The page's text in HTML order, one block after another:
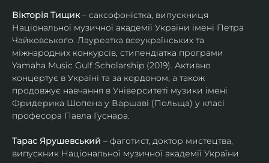
Вікторія Тищик – саксофоністка, випускниця
Національної музичної академії України імені Петра
Чайковського. Лауреатка всеукраїнських та
міжнародних конкурсів, стипендіатка програми
Yamaha Music Gulf Scholarship (2019). Активно
концертує в Україні та за кордоном, а також
продовжує навчання в Університеті музики імені
Фридерика Шопена у Варшаві (Польща) у класі
професора Павла Гуснара.
Тарас Ярушевський – фаготист, доктор мистецтва,
випускник Національної музичної академії України